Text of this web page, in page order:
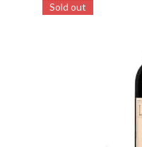
Sold out